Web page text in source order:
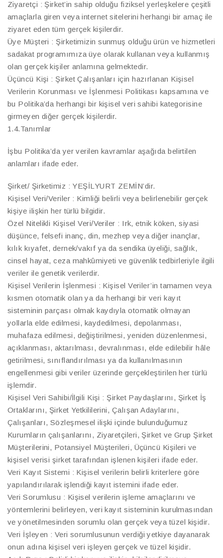
Ziyaretçi : Şirket’in sahip olduğu fiziksel yerleşkelere çeşitli
amaçlarla giren veya internet sitelerini herhangi bir amaç ile
ziyaret eden tüm gerçek kişilerdir.
Üye Müşteri : Şirketimizin sunmuş olduğu ürün ve hizmetleri
sadakat programımıza üye olarak kullanan veya kullanmış
olan gerçek kişiler anlamına gelmektedir.
Üçüncü Kişi : Şirket Çalışanları için hazırlanan Kişisel
Verilerin Korunması ve İşlenmesi Politikası kapsamına ve
bu Politika’da herhangi bir kişisel veri sahibi kategorisine
girmeyen diğer gerçek kişilerdir.
1.4.Tanımlar
İşbu Politika’da yer verilen kavramlar aşağıda belirtilen
anlamları ifade eder.
Şirket/ Şirketimiz : YEŞİLYURT ZEMİN’dir.
Kişisel Veri/Veriler : Kimliği belirli veya belirlenebilir gerçek
kişiye ilişkin her türlü bilgidir.
Özel Nitelikli Kişisel Veri/Veriler : Irk, etnik köken, siyasi
düşünce, felsefi inanç, din, mezhep veya diğer inançlar,
kılık kıyafet, dernek/vakıf ya da sendika üyeliği, sağlık,
cinsel hayat, ceza mahkûmiyeti ve güvenlik tedbirleriyle ilgili
veriler ile genetik verilerdir.
Kişisel Verilerin İşlenmesi : Kişisel Veriler’in tamamen veya
kısmen otomatik olan ya da herhangi bir veri kayıt
sisteminin parçası olmak kaydıyla otomatik olmayan
yollarla elde edilmesi, kaydedilmesi, depolanması,
muhafaza edilmesi, değiştirilmesi, yeniden düzenlenmesi,
açıklanması, aktarılması, devralınması, elde edilebilir hâle
getirilmesi, sınıflandırılması ya da kullanılmasının
engellenmesi gibi veriler üzerinde gerçekleştirilen her türlü
işlemdir.
Kişisel Veri Sahibi/İlgili Kişi : Şirket Paydaşlarını, Şirket İş
Ortaklarını, Şirket Yetkililerini, Çalışan Adaylarını,
Çalışanları, Sözleşmesel ilişki içinde bulunduğumuz
Kurumların çalışanlarını, Ziyaretçileri, Şirket ve Grup Şirket
Müşterilerini, Potansiyel Müşterileri, Üçüncü Kişileri ve
kişisel verisi şirket tarafından işlenen kişileri ifade eder.
Veri Kayıt Sistemi : Kişisel verilerin belirli kriterlere göre
yapılandırılarak işlendiği kayıt istemini ifade eder.
Veri Sorumlusu : Kişisel verilerin işleme amaçlarını ve
yöntemlerini belirleyen, veri kayıt sisteminin kurulmasından
ve yönetilmesinden sorumlu olan gerçek veya tüzel kişidir.
Veri İşleyen : Veri sorumlusunun verdiği yetkiye dayanarak
onun adına kişisel veri işleyen gerçek ve tüzel kişidir.